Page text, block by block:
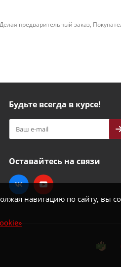
навигацию по сайту, вы
предварительный заказ,
Будьте всегда в курсе!
Оставайтесь на связи